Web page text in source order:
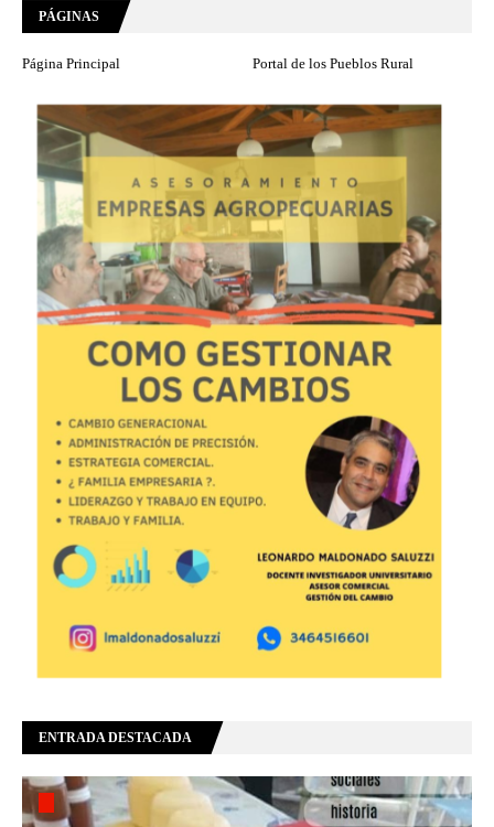
PÁGINAS
Página Principal Portal de los Pueblos Rural
ENTRADA DESTACADA